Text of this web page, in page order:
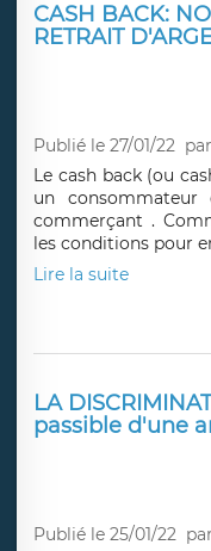
CASH BACK:
RETRAIT
Publié le 27/01/22 par
Le cash back (ou
un
commerçant .
les conditions pour
Lire la suite
LA
passible d'une
Publié le 25/01/22 par